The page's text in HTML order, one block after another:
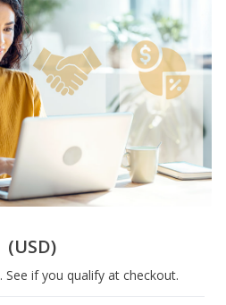
(USD)
. See if you qualify at checkout.